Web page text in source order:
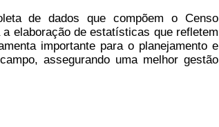
de dados que compõem o Censo
elaboração de estatísticas que refletem
importante para o planejamento e
assegurando uma melhor gestão